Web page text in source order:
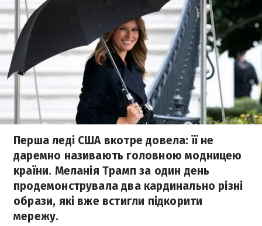
Перша леді США вкотре довела: її не
даремно називають головною модницею
країни. Меланія Трамп за один день
продемонструвала два кардинально різні
образи, які вже встигли підкорити
мережу.